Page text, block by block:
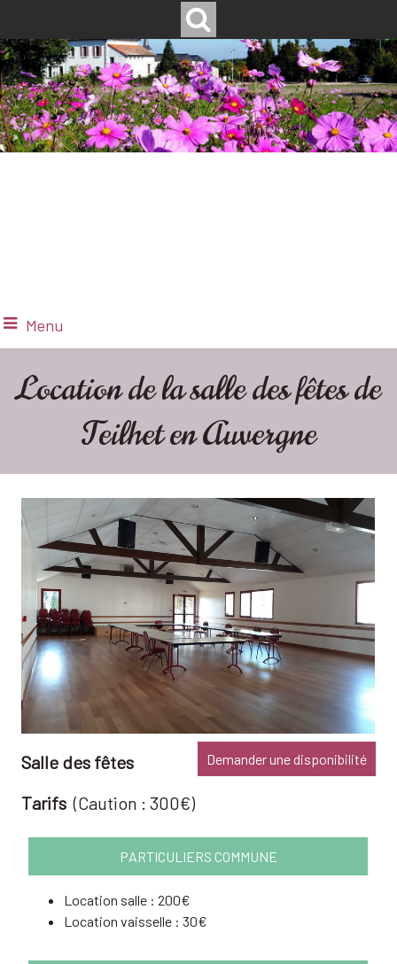
Menu
Location de la salle des fêtes de
Teilhet en Auvergne
Demander une disponibilité
Salle des fêtes
Tarifs(Caution : 300€)
PARTICULIERS COMMUNE
Location salle : 200€
Location vaisselle : 30€